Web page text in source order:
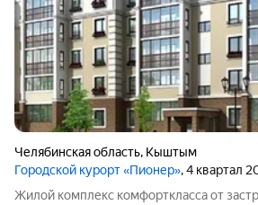
Челябинская область, Кыштым
Городской курорт «Пионер», 4 квартал
Жилой комплекс комфорткласса от